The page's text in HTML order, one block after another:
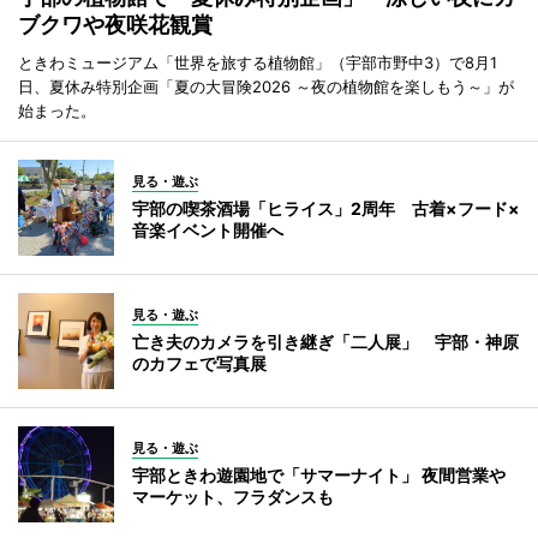
ブクワや夜咲花観賞
ときわミュージアム「世界を旅する植物館」（宇部市野中3）で8月1
日、夏休み特別企画「夏の大冒険2026 ～夜の植物館を楽しもう～」が
始まった。
見る・遊ぶ
宇部の喫茶酒場「ヒライス」2周年 古着×フード×
音楽イベント開催へ
見る・遊ぶ
亡き夫のカメラを引き継ぎ「二人展」 宇部・神原
のカフェで写真展
見る・遊ぶ
宇部ときわ遊園地で「サマーナイト」 夜間営業や
マーケット、フラダンスも